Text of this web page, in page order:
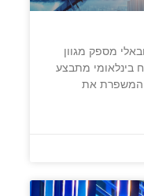
מספק מגוון
בינלאומי מתבצע
המשפרת את